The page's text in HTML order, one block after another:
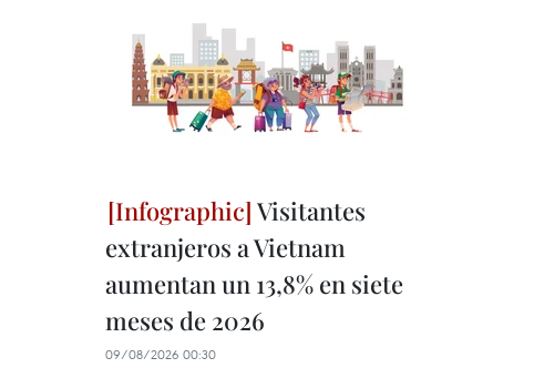
Visitantes
extranjeros a Vietnam
aumentan un 13,8% en siete
meses de 2026
09/08/2026 00:30